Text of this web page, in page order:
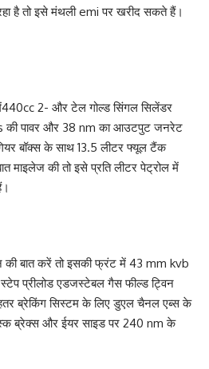
है तो इसे मंथली emi पर खरीद सकते हैं।
2- और टेल गोल्ड सिंगल सिलेंडर
की पावर और 38 nm का आउटपुट जनरेट
बॉक्स के साथ 13.5 लीटर फ्यूल टैंक
माइलेज की तो इसे प्रति लीटर पेट्रोल में
की बात करें तो इसकी फ्रंट में 43 mm kvb
स्टेप प्रीलोड एडजस्टेबल गैस फील्ड ट्विन
ब्रेकिंग सिस्टम के लिए डुएल चैनल एब्स के
ब्रेक्स और ईयर साइड पर 240 nm के